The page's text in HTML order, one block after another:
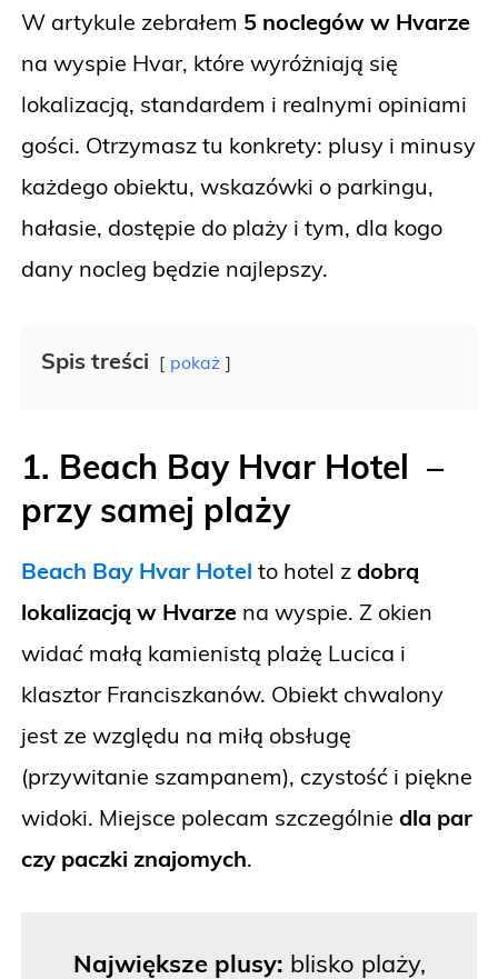
W artykule zebrałem 5 noclegów w Hvarze
na wyspie Hvar, które wyróżniają się
lokalizacją, standardem i realnymi opiniami
gości. Otrzymasz tu konkrety: plusy i minusy
każdego obiektu, wskazówki o parkingu,
hałasie, dostępie do plaży i tym, dla kogo
dany nocleg będzie najlepszy.
Spis treści pokaż
1. Beach Bay Hvar Hotel –
przy samej plaży
Beach Bay Hvar Hotel to hotel z dobrą
lokalizacją w Hvarze na wyspie. Z okien
widać małą kamienistą plażę Lucica i
klasztor Franciszkanów. Obiekt chwalony
jest ze względu na miłą obsługę
(przywitanie szampanem), czystość i piękne
widoki. Miejsce polecam szczególnie dla par
czy paczki znajomych.
Największe plusy: blisko plaży,